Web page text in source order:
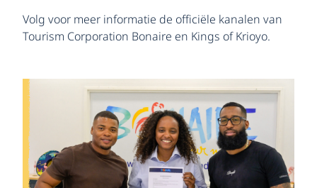
Volg voor meer informatie de officiële kanalen van
Tourism Corporation Bonaire en Kings of Krioyo.